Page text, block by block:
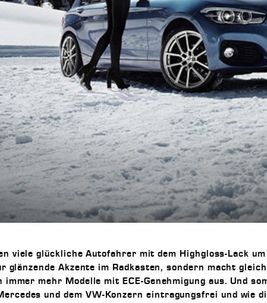
viele glückliche Autofahrer mit dem Highgloss-Lack
glänzende Akzente im Radkasten, sondern macht
mehr Modelle mit ECE-Genehmigung aus. Und
und dem VW-Konzern eintragungsfrei und wie